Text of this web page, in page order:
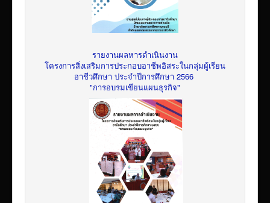
รายงานผลหารดำเนินงาน
โครงการสิ่งเสริมการประกอบอาชีพอิสระในกลุ่มผู้เรียน
อาชีวศึกษา ประจำปีการศึกษา 2566
"การอบรมเขียนแผนธุรกิจ"